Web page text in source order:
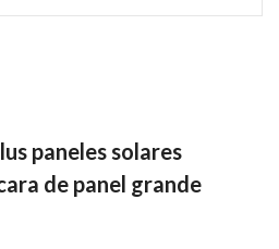
paneles solares
de panel grande